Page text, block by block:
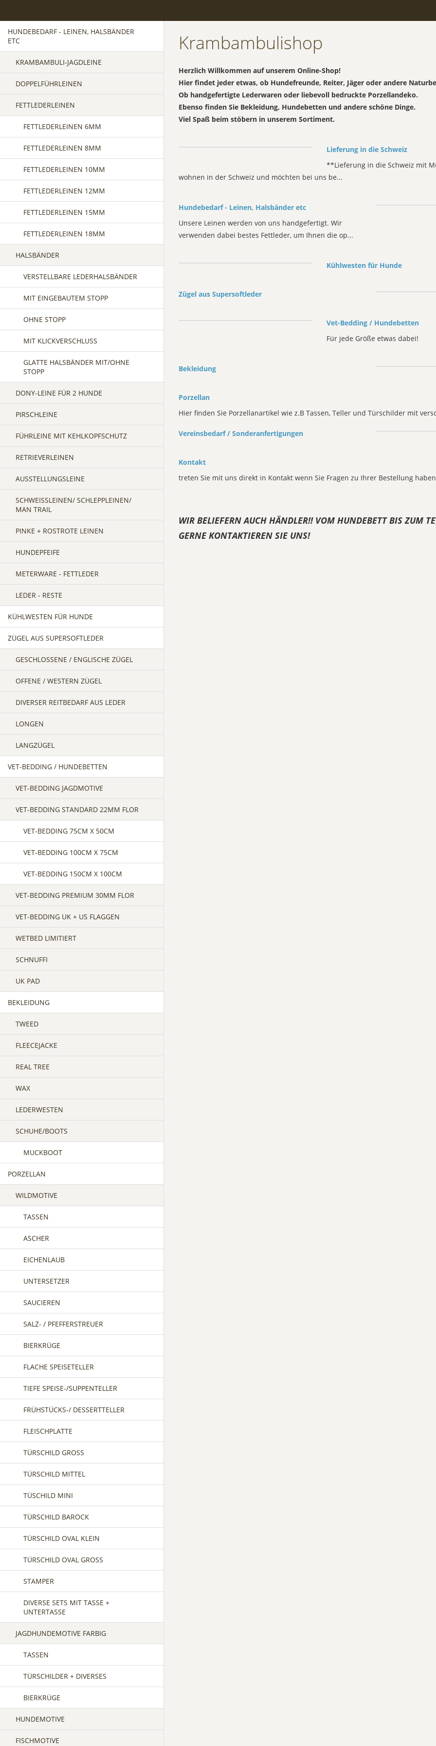
HUNDEBEDARF - LEINEN, HALSBÄNDER
ETC
KRAMBAMBULI-JAGDLEINE
DOPPELFÜHRLEINEN
FETTLEDERLEINEN
FETTLEDERLEINEN 6MM
FETTLEDERLEINEN 8MM
FETTLEDERLEINEN 10MM
FETTLEDERLEINEN 12MM
FETTLEDERLEINEN 15MM
FETTLEDERLEINEN 18MM
HALSBÄNDER
VERSTELLBARE LEDERHALSBÄNDER
MIT EINGEBAUTEM STOPP
OHNE STOPP
MIT KLICKVERSCHLUSS
GLATTE HALSBÄNDER MIT/OHNE
STOPP
DONY-LEINE FÜR 2 HUNDE
PIRSCHLEINE
FÜHRLEINE MIT KEHLKOPFSCHUTZ
RETRIEVERLEINEN
AUSSTELLUNGSLEINE
SCHWEISSLEINEN/ SCHLEPPLEINEN/ M
AN TRAIL
PINKE + ROSTROTE LEINEN
HUNDEPFEIFE
METERWARE - FETTLEDER
LEDER - RESTE
KÜHLWESTEN FÜR HUNDE
ZÜGEL AUS SUPERSOFTLEDER
GESCHLOSSENE / ENGLISCHE ZÜGEL
OFFENE / WESTERN ZÜGEL
DIVERSER REITBEDARF AUS LEDER
LONGEN
LANGZÜGEL
VET-BEDDING / HUNDEBETTEN
VET-BEDDING JAGDMOTIVE
VET-BEDDING STANDARD 22MM FLOR
VET-BEDDING 75CM X 50CM
VET-BEDDING 100CM X 75CM
VET-BEDDING 150CM X 100CM
VET-BEDDING PREMIUM 30MM FLOR
VET-BEDDING UK + US FLAGGEN
WETBED LIMITIERT
SCHNUFFI
UK PAD
BEKLEIDUNG
TWEED
FLEECEJACKE
REAL TREE
WAX
LEDERWESTEN
SCHUHE/BOOTS
MUCKBOOT
PORZELLAN
WILDMOTIVE
TASSEN
ASCHER
EICHENLAUB
UNTERSETZER
SAUCIEREN
SALZ- / PFEFFERSTREUER
BIERKRÜGE
FLACHE SPEISETELLER
TIEFE SPEISE-/SUPPENTELLER
FRÜHSTÜCKS-/ DESSERTTELLER
FLEISCHPLATTE
TÜRSCHILD GROSS
TÜRSCHILD MITTEL
TÜSCHILD MINI
TÜRSCHILD BAROCK
TÜRSCHILD OVAL KLEIN
TÜRSCHILD OVAL GROSS
STAMPER
DIVERSE SETS MIT TASSE +
UNTERTASSE
JAGDHUNDEMOTIVE FARBIG
TASSEN
TÜRSCHILDER + DIVERSES
BIERKRÜGE
HUNDEMOTIVE
FISCHMOTIVE
Krambambulishop
Herzlich Willkommen auf unserem Online-Shop!
Hier findet jeder etwas, ob Hundefreunde, Reiter, Jäger oder andere
Ob handgefertigte Lederwaren oder liebevoll bedruckte Porzellandeko.
Ebenso finden Sie Bekleidung, Hundebetten und andere schöne Dinge.
Viel Spaß beim stöbern in unserem Sortiment.
Lieferung in die Schweiz
**Lieferung in die Schweiz mit
wohnen in der Schweiz und möchten bei uns be...
Hundebedarf - Leinen, Halsbänder etc
Unsere Leinen werden von uns handgefertigt. Wir
verwenden dabei bestes Fettleder, um Ihnen die op...
Kühlwesten für Hunde
Zügel aus Supersoftleder
Vet-Bedding / Hundebetten
Für jede Größe etwas dabei!
Bekleidung
Porzellan
Hier finden Sie Porzellanartikel wie z.B Tassen, Teller und Türschilder mit
Vereinsbedarf / Sonderanfertigungen
Kontakt
treten Sie mit uns direkt in Kontakt wenn Sie Fragen zu Ihrer Bestellung
WIR BELIEFERN AUCH HÄNDLER!! VOM HUNDEBETT BIS ZUM
GERNE KONTAKTIEREN SIE UNS!